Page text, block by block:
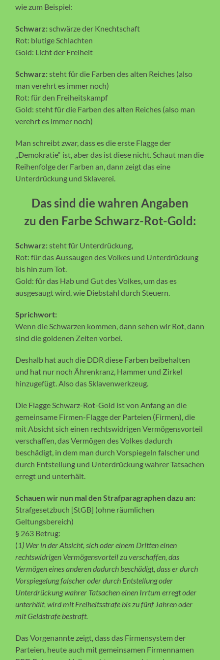
wie zum Beispiel:
Schwarz:schwärze der Knechtschaft
Rot: blutige Schlachten
Gold: Licht der Freiheit
Schwarz:steht für die Farben des alten Reiches (also
man verehrt es immer noch)
Rot: für den Freiheitskampf
Gold: steht für die Farben des alten Reiches (also man
verehrt es immer noch)
Man schreibt zwar, dass es die erste Flagge der
„Demokratie“ ist, aber das ist diese nicht. Schaut man die
Reihenfolge der Farben an, dann zeigt das eine
Unterdrückung und Sklaverei.
Das sind die wahren Angaben
zu den Farbe Schwarz-Rot-Gold:
Schwarz:steht für Unterdrückung,
Rot: für das Aussaugen des Volkes und Unterdrückung
bis hin zum Tot.
Gold: für das Hab und Gut des Volkes, um das es
ausgesaugt wird, wie Diebstahl durch Steuern.
Sprichwort:
Wenn die Schwarzen kommen, dann sehen wir Rot, dann
sind die goldenen Zeiten vorbei.
Deshalb hat auch die DDR diese Farben beibehalten
und hat nur noch Ährenkranz, Hammer und Zirkel
hinzugefügt. Also das Sklavenwerkzeug.
Die Flagge Schwarz-Rot-Gold ist von Anfang an die
gemeinsame Firmen-Flagge der Parteien (Firmen), die
mit Absicht sich einen rechtswidrigen Vermögensvorteil
verschaffen, das Vermögen des Volkes dadurch
beschädigt, in dem man durch Vorspiegeln falscher und
durch Entstellung und Unterdrückung wahrer Tatsachen
erregt und unterhält.
Schauen wir nun mal den Strafparagraphen dazu an:
Strafgesetzbuch [StGB] (ohne räumlichen
Geltungsbereich)
§ 263 Betrug:
(1) Wer in der Absicht, sich oder einem Dritten einen
rechtswidrigen Vermögensvorteil zu verschaffen, das
Vermögen eines anderen dadurch beschädigt, dass er durch
Vorspiegelung falscher oder durch Entstellung oder
Unterdrückung wahrer Tatsachen einen Irrtum erregt oder
unterhält, wird mit Freiheitsstrafe bis zu fünf Jahren oder
mit Geldstrafe bestraft.
Das Vorgenannte zeigt, dass das Firmensystem der
Parteien, heute auch mit gemeinsamen Firmennamen